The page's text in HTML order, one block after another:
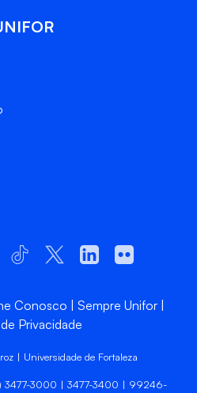
Conosco
Sempre Unifor
Privacidade
| Universidade de Fortaleza
3477-3000 | 3477-3400 | 99246-